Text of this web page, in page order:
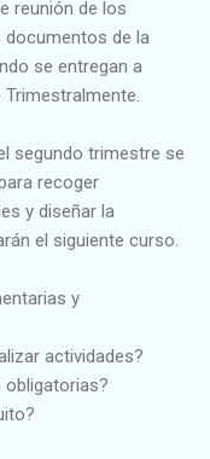
reunión de los
de la
se entregan a
segundo trimestre se
recoger
y diseñar la
el siguiente curso.
y
actividades?
obligatorias?